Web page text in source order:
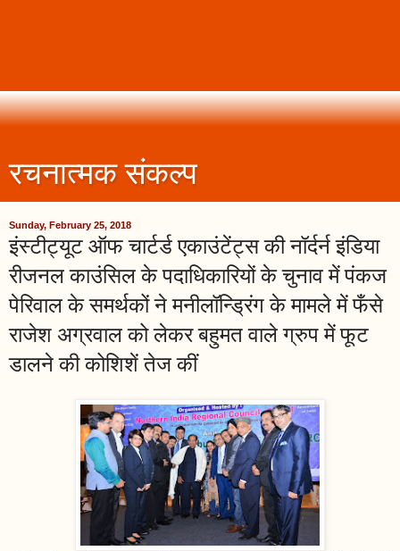
रचनात्मक संकल्प
Sunday, February 25, 2018
इंस्टीट्यूट ऑफ चार्टर्ड एकाउंटेंट्स की नॉर्दर्न इंडिया
रीजनल काउंसिल के पदाधिकारियों के चुनाव में पंकज
पेरिवाल के समर्थकों ने मनीलॉन्ड्रिंग के मामले में फँसे
राजेश अग्रवाल को लेकर बहुमत वाले ग्रुप में फूट
डालने की कोशिशें तेज कीं